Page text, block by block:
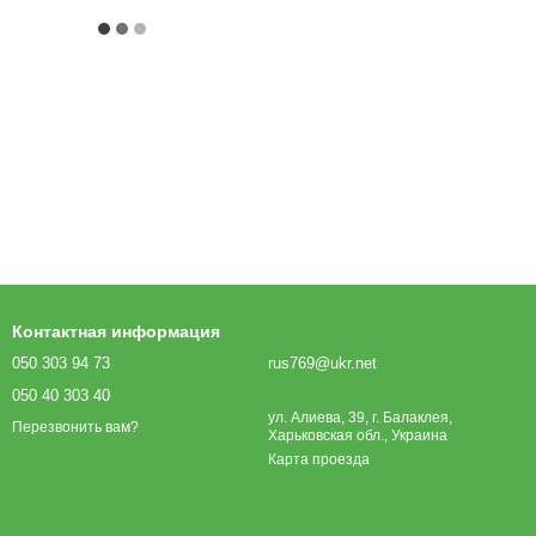
Контактная информация
050 303 94 73
050 40 303 40
Перезвонить вам?
rus769@ukr.net
ул. Алиева, 39, г. Балаклея,
Харьковская обл., Украина
Карта проезда